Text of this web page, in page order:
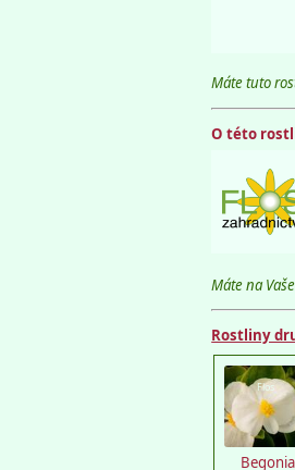
Máte tuto
O této
Máte na
Rostliny
Flos
Begonia